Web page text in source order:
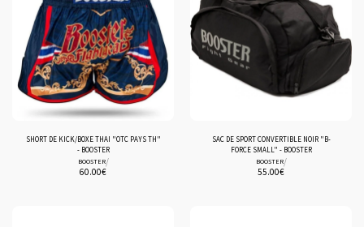
SHORT DE KICK/BOXE THAI "OTC PAYS TH"
- BOOSTER
BOOSTER/
60.00€
SAC DE SPORT CONVERTIBLE NOIR "B-
FORCE SMALL" - BOOSTER
BOOSTER/
55.00€